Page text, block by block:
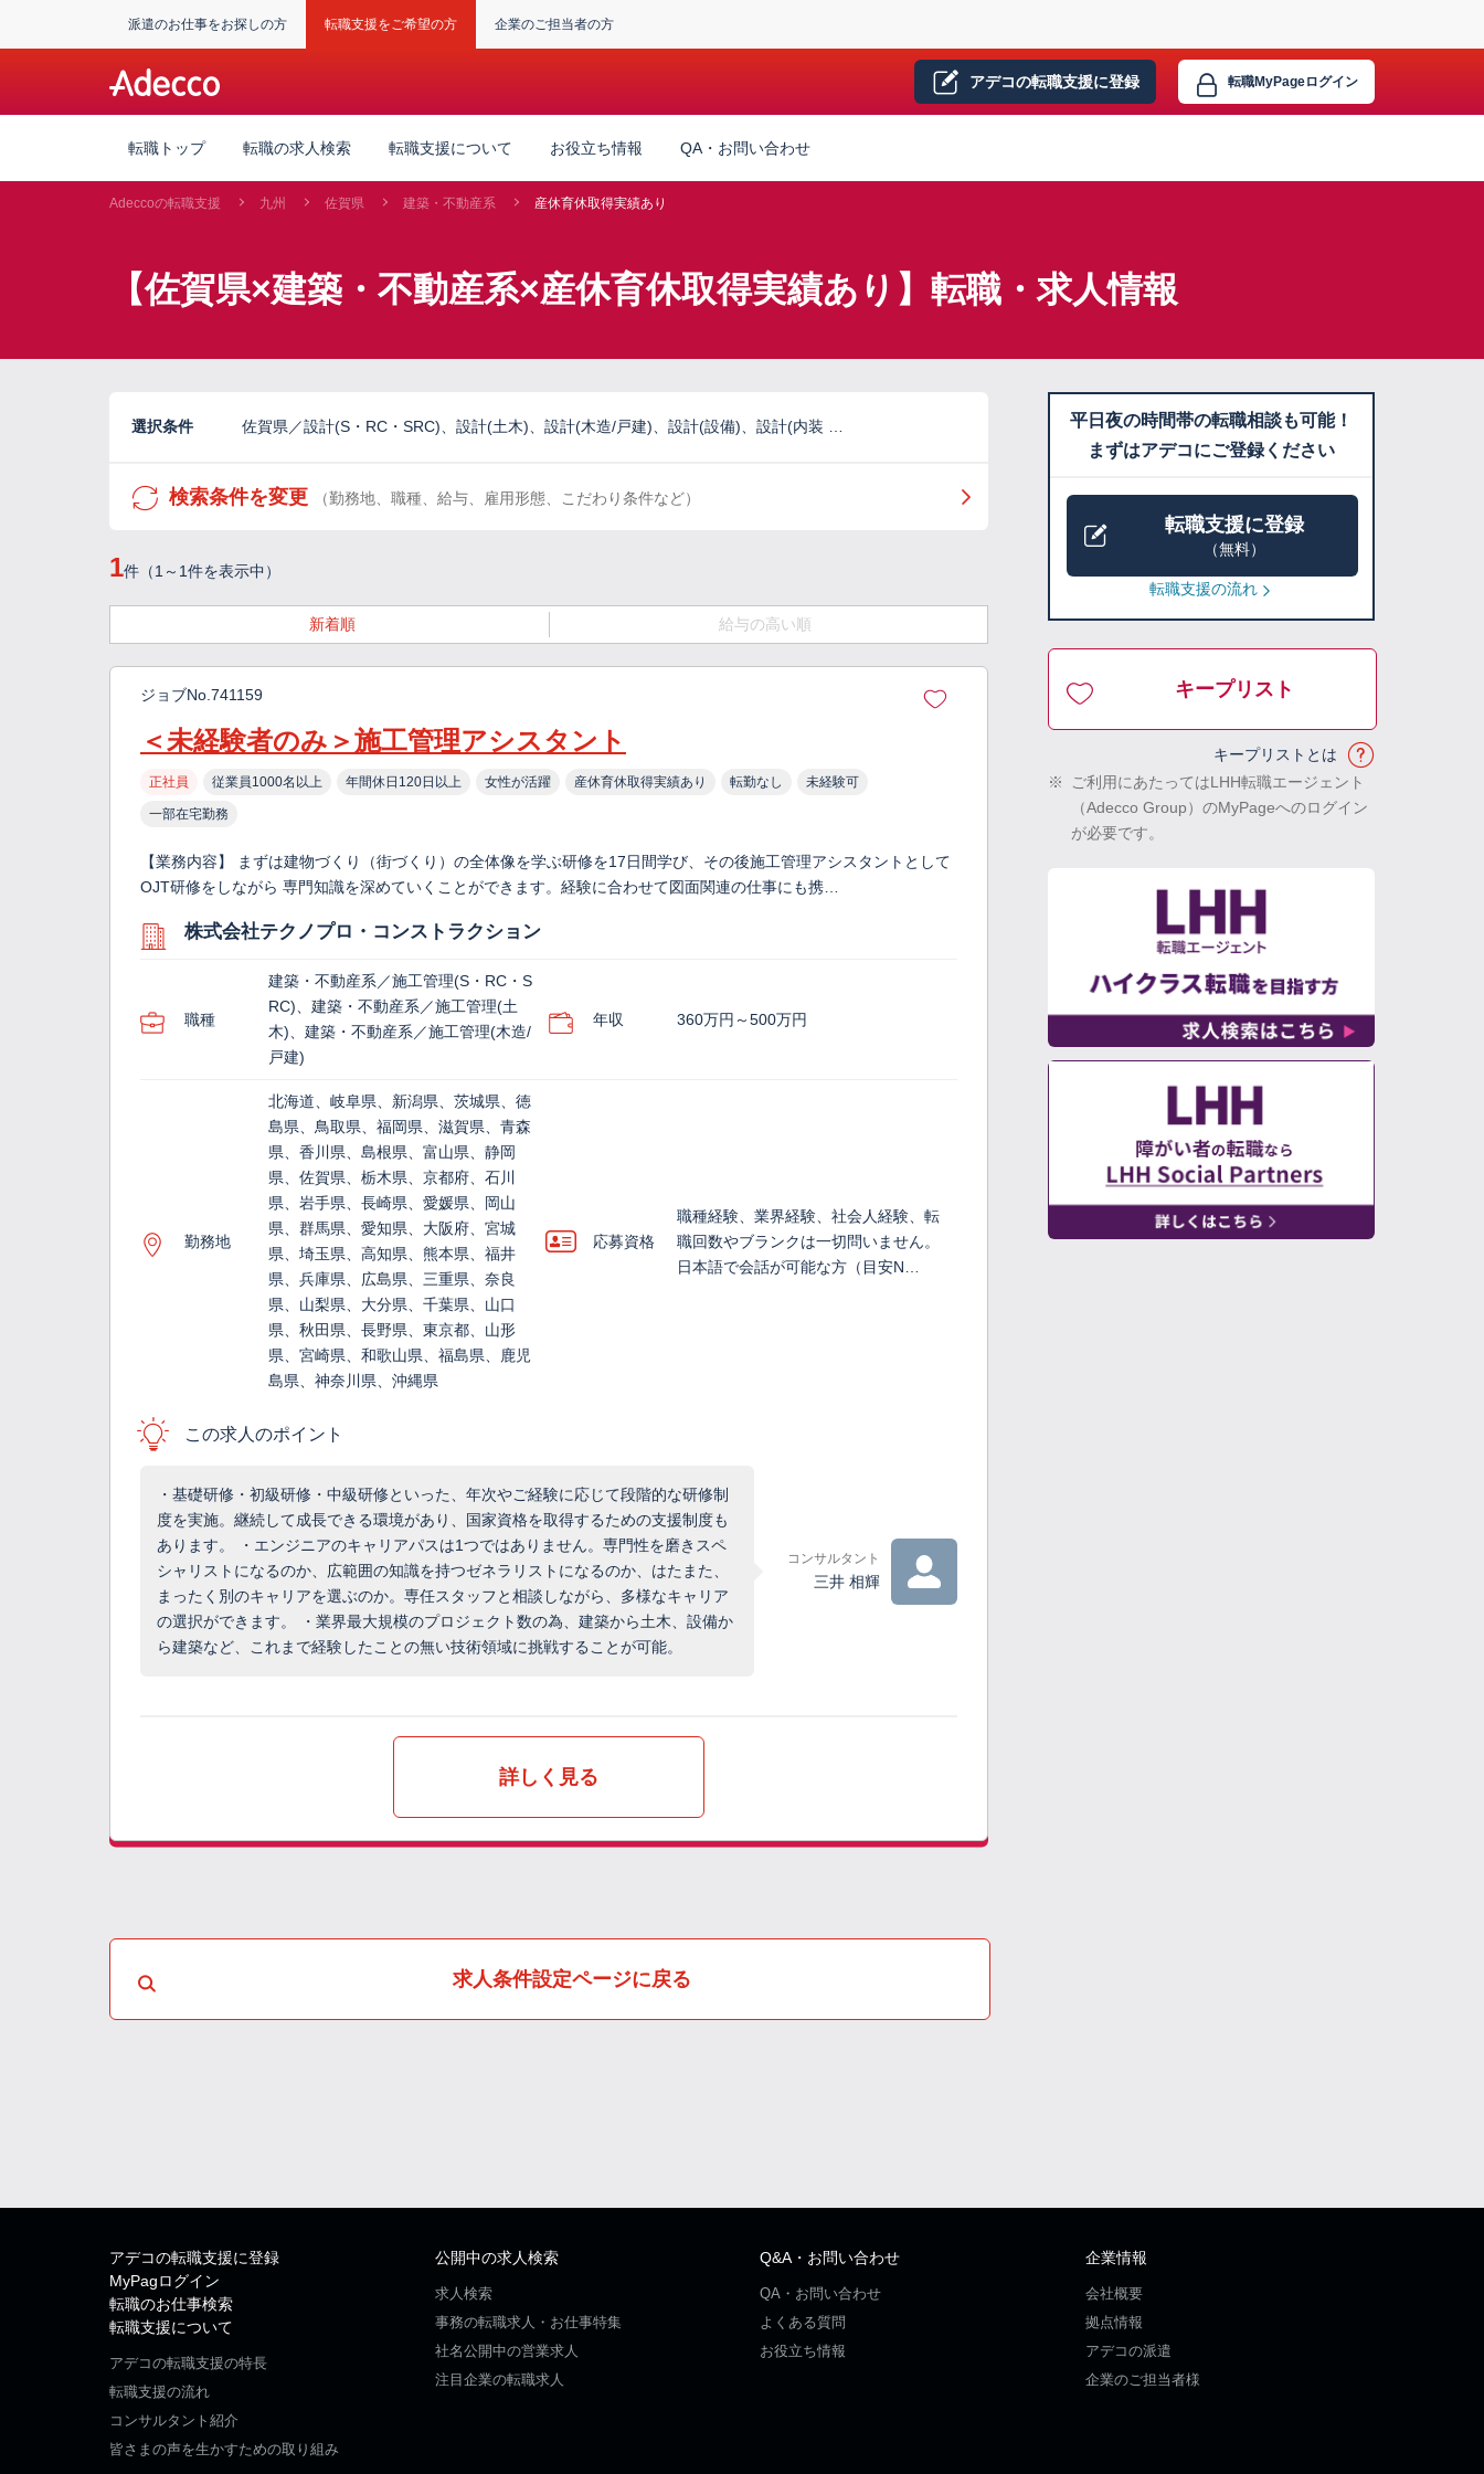
派遣のお仕事をお探しの方 転職支援をご希望の方 企業のご担当者の方
アデコの転職支援に登録 転職MyPageログイン
転職トップ 転職の求人検索 転職支援について お役立ち情報 QA・お問い合わせ
Adeccoの転職支援 九州 佐賀県 建築・不動産系 産休育休取得実績あり
【佐賀県×建築・不動産系×産休育休取得実績あり】転職・求人情報
選択条件 佐賀県／設計(S・RC・SRC)、設計(土木)、設計(木造/戸建)、設計(設備)、設計(内装 …
検索条件を変更 （勤務地、職種、給与、雇用形態、こだわり条件など）
1件（1～1件を表示中）
新着順 給与の高い順
ジョブNo.741159
＜未経験者のみ＞施工管理アシスタント
正社員 従業員1000名以上 年間休日120日以上 女性が活躍 産休育休取得実績あり 転勤なし 未経験可
一部在宅勤務
【業務内容】 まずは建物づくり（街づくり）の全体像を学ぶ研修を17日間学び、その後施工管理アシスタントとして
OJT研修をしながら 専門知識を深めていくことができます。経験に合わせて図面関連の仕事にも携…
株式会社テクノプロ・コンストラクション
職種
建築・不動産系／施工管理(S・RC・S
RC)、建築・不動産系／施工管理(土
木)、建築・不動産系／施工管理(木造/
戸建)
年収 360万円～500万円
勤務地
北海道、岐阜県、新潟県、茨城県、徳
島県、鳥取県、福岡県、滋賀県、青森
県、香川県、島根県、富山県、静岡
県、佐賀県、栃木県、京都府、石川
県、岩手県、長崎県、愛媛県、岡山
県、群馬県、愛知県、大阪府、宮城
県、埼玉県、高知県、熊本県、福井
県、兵庫県、広島県、三重県、奈良
県、山梨県、大分県、千葉県、山口
県、秋田県、長野県、東京都、山形
県、宮崎県、和歌山県、福島県、鹿児
島県、神奈川県、沖縄県
応募資格
職種経験、業界経験、社会人経験、転
職回数やブランクは一切問いません。
日本語で会話が可能な方（目安N…
この求人のポイント
・基礎研修・初級研修・中級研修といった、年次やご経験に応じて段階的な研修制
度を実施。継続して成長できる環境があり、国家資格を取得するための支援制度も
あります。 ・エンジニアのキャリアパスは1つではありません。専門性を磨きスペ
シャリストになるのか、広範囲の知識を持つゼネラリストになるのか、はたまた、
まったく別のキャリアを選ぶのか。専任スタッフと相談しながら、多様なキャリア
の選択ができます。 ・業界最大規模のプロジェクト数の為、建築から土木、設備か
ら建築など、これまで経験したことの無い技術領域に挑戦することが可能。
コンサルタント
三井 相輝
詳しく見る
求人条件設定ページに戻る
平日夜の時間帯の転職相談も可能！
まずはアデコにご登録ください
転職支援に登録
（無料）
転職支援の流れ
キープリスト
キープリストとは
※
ご利用にあたってはLHH転職エージェント
（Adecco Group）のMyPageへのログイン
が必要です。
アデコの転職支援に登録
MyPagログイン
転職のお仕事検索
転職支援について
アデコの転職支援の特長
転職支援の流れ
コンサルタント紹介
皆さまの声を生かすための取り組み
公開中の求人検索
求人検索
事務の転職求人・お仕事特集
社名公開中の営業求人
注目企業の転職求人
Q&A・お問い合わせ
QA・お問い合わせ
よくある質問
お役立ち情報
企業情報
会社概要
拠点情報
アデコの派遣
企業のご担当者様